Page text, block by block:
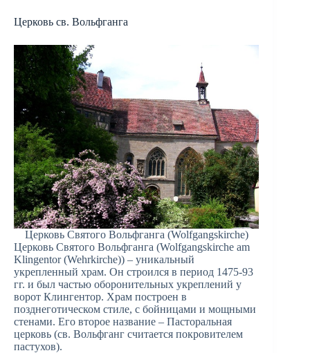
Церковь св. Вольфганга
Церковь Святого Вольфганга (Wolfgangskirche)
Церковь Святого Вольфганга (Wolfgangskirche am
Klingentor (Wehrkirche)) – уникальный
укрепленный храм. Он строился в период 1475-93
гг. и был частью оборонительных укреплений у
ворот Клингентор. Храм построен в
позднеготическом стиле, с бойницами и мощными
стенами. Его второе название – Пасторальная
церковь (св. Вольфганг считается покровителем
пастухов).